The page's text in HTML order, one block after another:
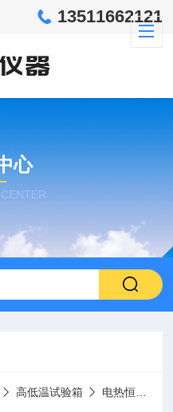
13511662121
心
高低温试验箱 电热恒温干燥箱